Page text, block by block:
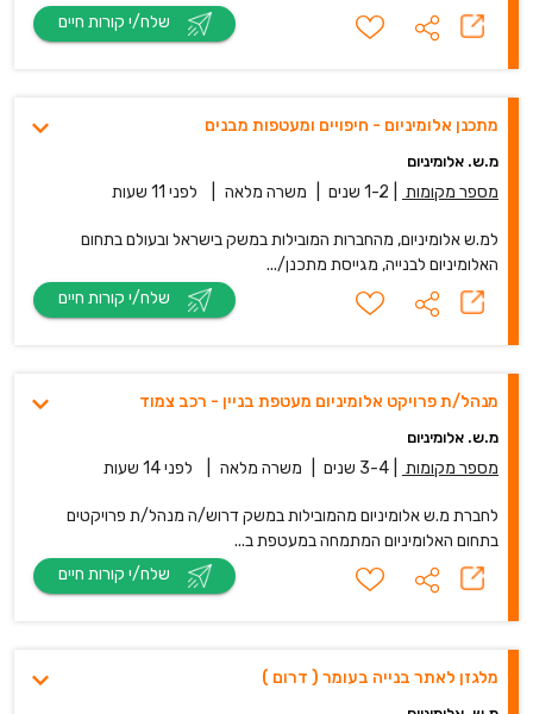
מתכנן אלומיניום - חיפויים ומעטפות מבנים
מ.ש. אלומיניום
מספר מקומות 1-2 שנים משרה מלאה לפני 11 שעות
למ.ש אלומיניום, מהחברות המובילות במשק בישראל ובעולם בתחום
האלומיניום לבנייה, מגייסת מתכנן/...
מנהל/ת פרויקט אלומיניום מעטפת בניין - רכב צמוד
מ.ש. אלומיניום
מספר מקומות 3-4 שנים משרה מלאה לפני 14 שעות
לחברת מ.ש אלומיניום מהמובילות במשק דרוש/ה מנהל/ת פרויקטים
בתחום האלומיניום המתמחה במעטפת ב...
מלגזן לאתר בנייה בעומר ( דרום )